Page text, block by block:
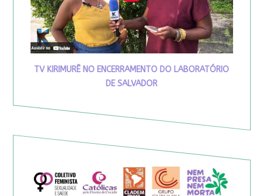
TV KIRIMURÊ NO ENCERRAMENTO DO LABORATÓRIO
DE SALVADOR